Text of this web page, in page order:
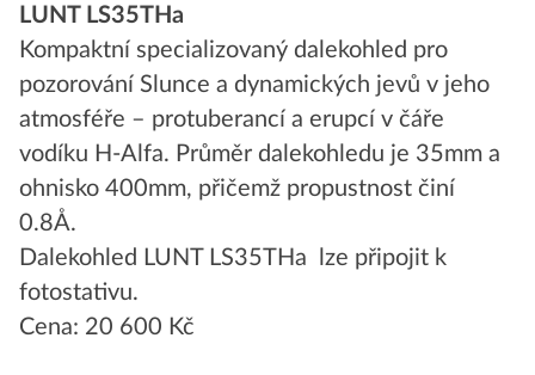
LUNT LS35THa
Kompaktní specializovaný dalekohled pro
pozorování Slunce a dynamických jevů v jeho
atmosféře – protuberancí a erupcí v čáře
vodíku H-Alfa. Průměr dalekohledu je 35mm a
ohnisko 400mm, přičemž propustnost činí
0.8Å.
Dalekohled LUNT LS35THa lze připojit k
fotostativu.
Cena: 20 600 Kč